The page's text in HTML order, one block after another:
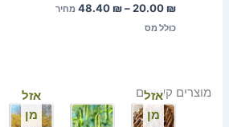
20.00 ₪
–
48.40 ₪
מחיר
כולל מס
מוצרים קשורים
אזל
מן
אזל
מן